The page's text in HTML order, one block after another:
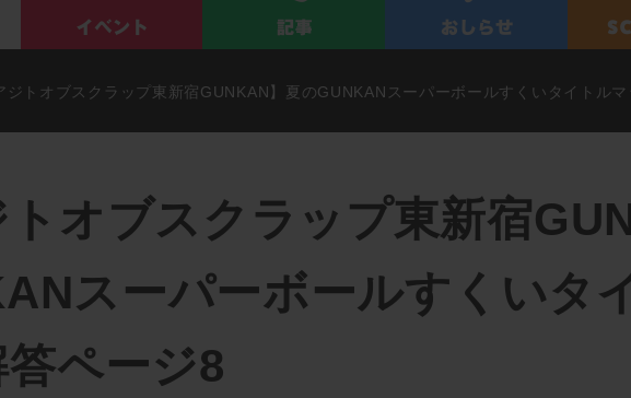
ジトオブスクラップ東新宿GUNKAN】夏のGUNKANスーパーボールすくいタイトル
トオブスクラップ東新宿
スーパーボールすくいタ
ページ8